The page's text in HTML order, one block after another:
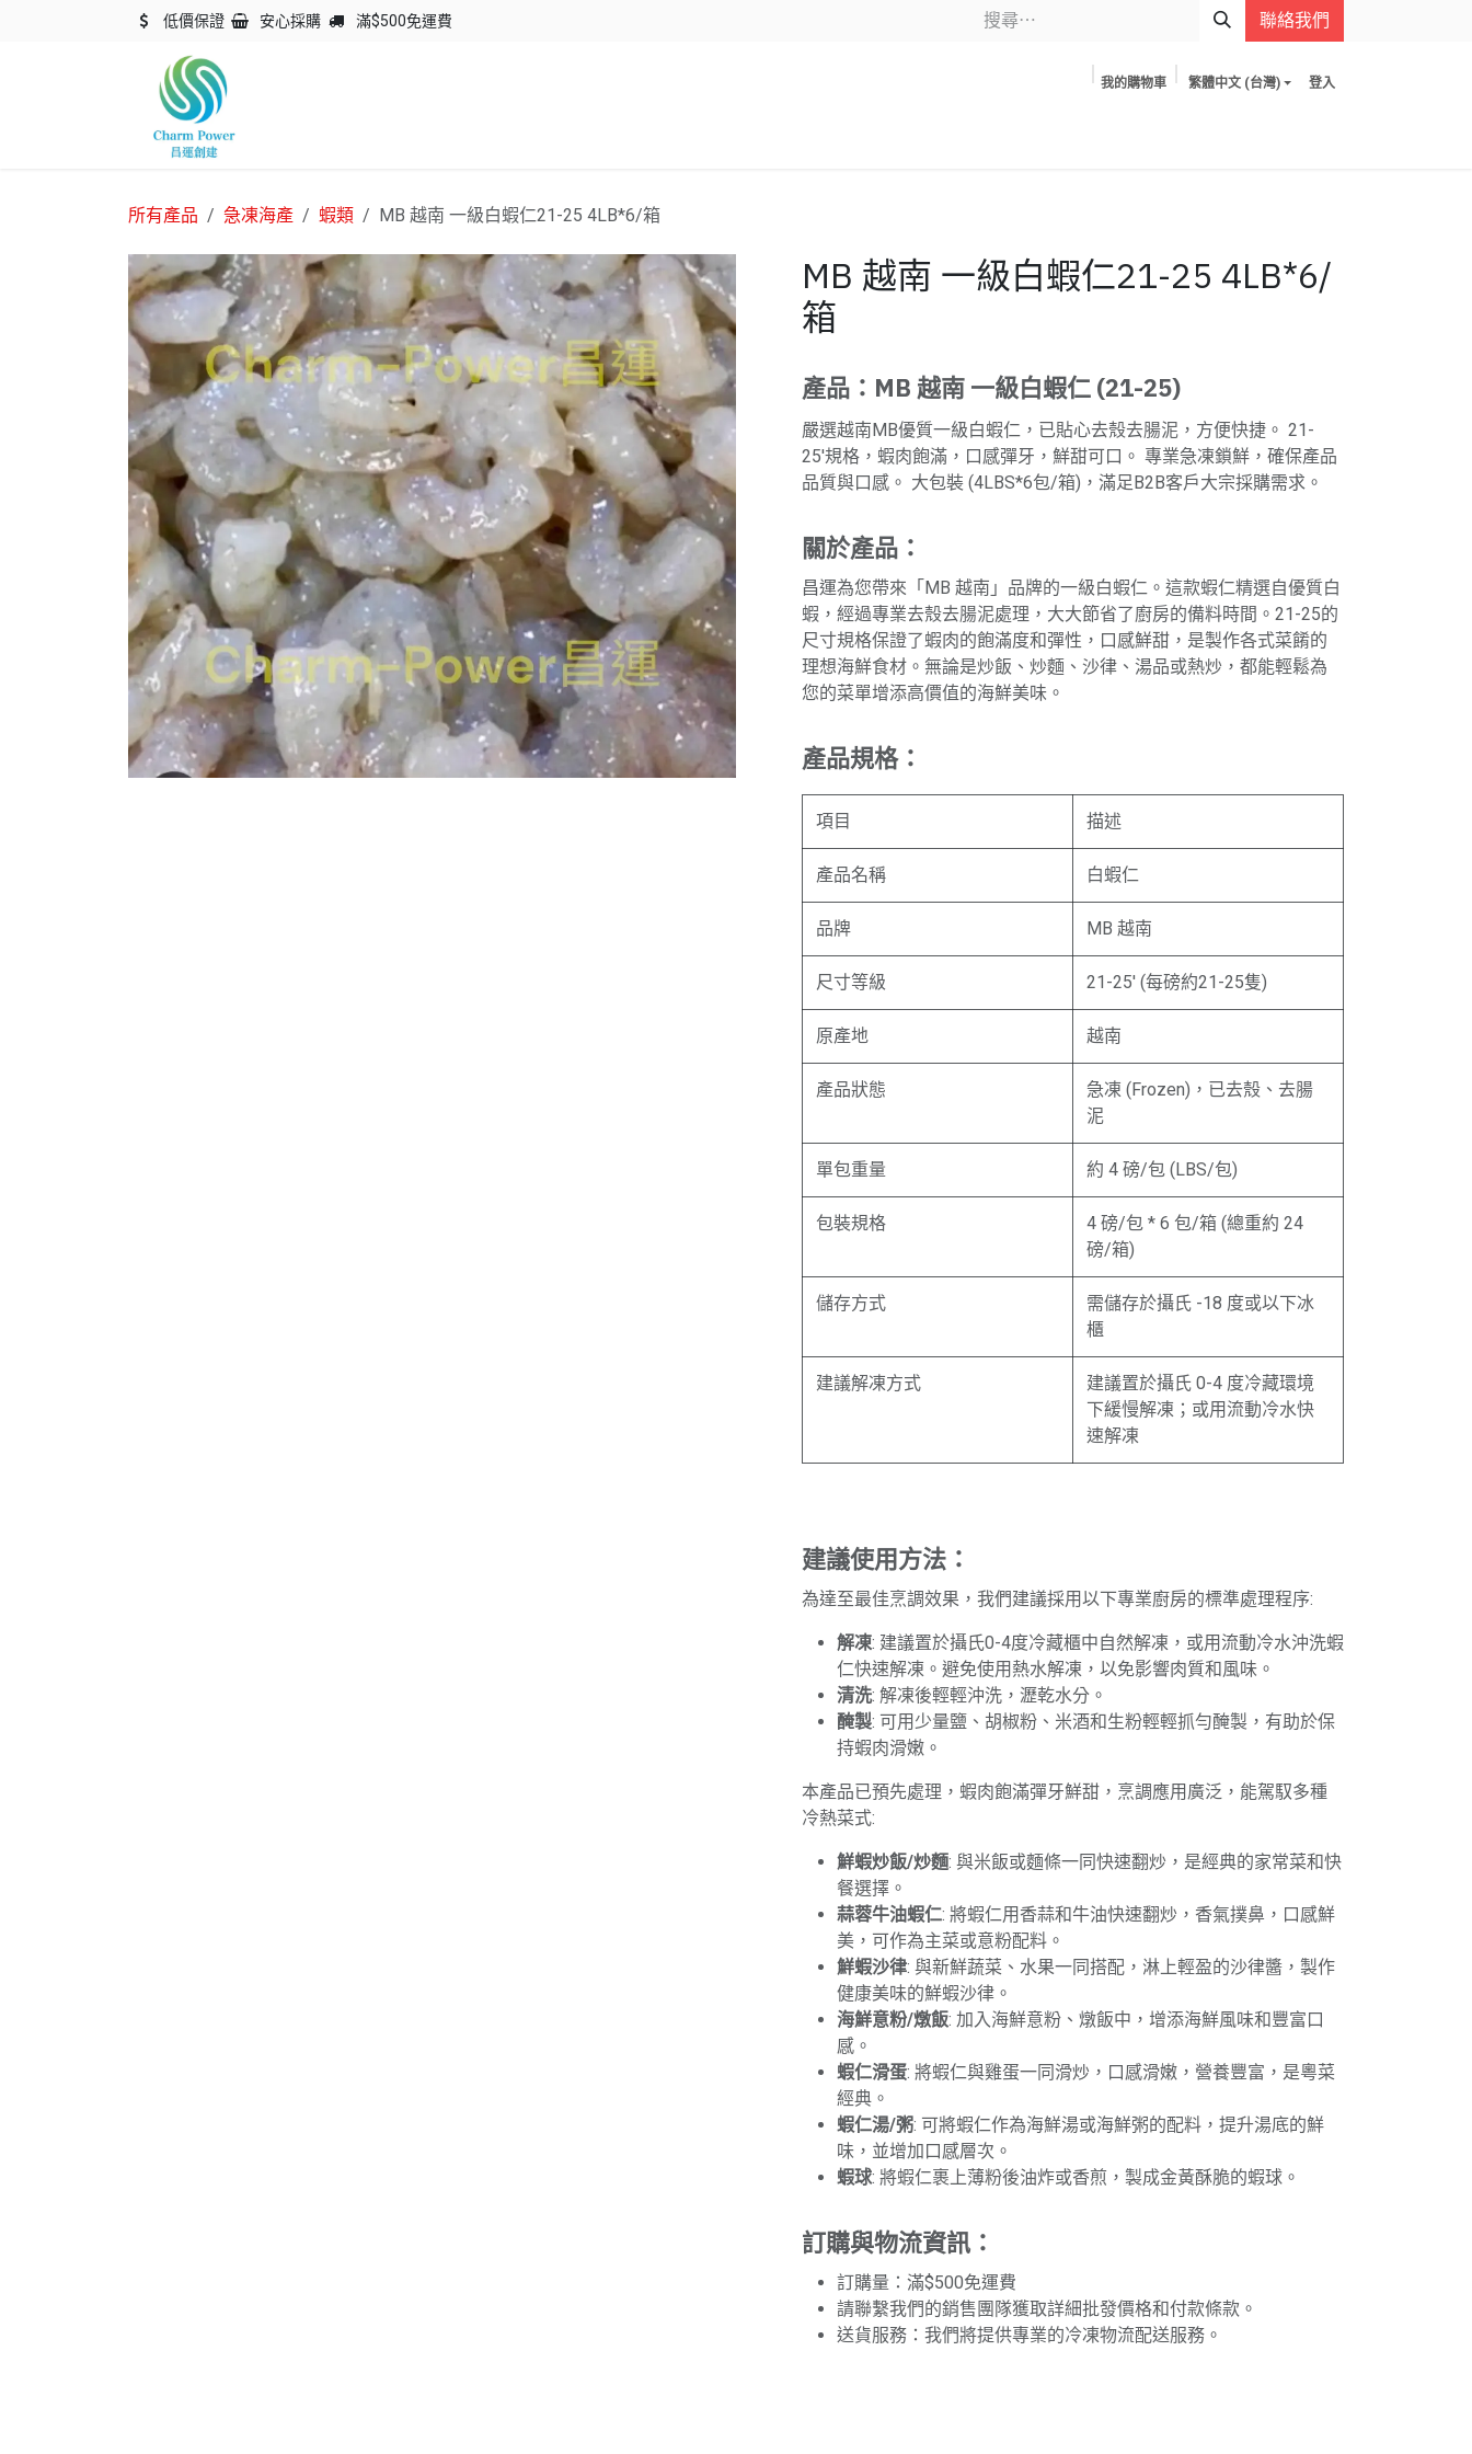
低價保證 安心採購 滿$500免運費 聯絡我們
我的購物車 繁體中文 (台灣) 登入
所有產品 急凍海產 蝦類 MB 越南 一級白蝦仁21-25 4LB*6/箱
MB 越南 一級白蝦仁21-25 4LB*6/
箱
產品：MB 越南 一級白蝦仁 (21-25)
嚴選越南MB優質一級白蝦仁，已貼心去殼去腸泥，方便快捷。 21-
25'規格，蝦肉飽滿，口感彈牙，鮮甜可口。 專業急凍鎖鮮，確保產品
品質與口感。 大包裝 (4LBS*6包/箱)，滿足B2B客戶大宗採購需求。
關於產品：
昌運為您帶來「MB 越南」品牌的一級白蝦仁。這款蝦仁精選自優質白
蝦，經過專業去殼去腸泥處理，大大節省了廚房的備料時間。21-25的
尺寸規格保證了蝦肉的飽滿度和彈性，口感鮮甜，是製作各式菜餚的
理想海鮮食材。無論是炒飯、炒麵、沙律、湯品或熱炒，都能輕鬆為
您的菜單增添高價值的海鮮美味。
產品規格：
項目 描述
產品名稱 白蝦仁
品牌 MB 越南
尺寸等級 21-25' (每磅約21-25隻)
原產地 越南
產品狀態
急凍 (Frozen)，已去殼、去腸
泥
單包重量 約 4 磅/包 (LBS/包)
包裝規格
4 磅/包 * 6 包/箱 (總重約 24
磅/箱)
儲存方式
需儲存於攝氏 -18 度或以下冰
櫃
建議解凍方式
建議置於攝氏 0-4 度冷藏環境
下緩慢解凍；或用流動冷水快
速解凍
建議使用方法：
為達至最佳烹調效果，我們建議採用以下專業廚房的標準處理程序:
解凍: 建議置於攝氏0-4度冷藏櫃中自然解凍，或用流動冷水沖洗蝦
仁快速解凍。避免使用熱水解凍，以免影響肉質和風味。
清洗: 解凍後輕輕沖洗，瀝乾水分。
醃製: 可用少量鹽、胡椒粉、米酒和生粉輕輕抓勻醃製，有助於保
持蝦肉滑嫩。
本產品已預先處理，蝦肉飽滿彈牙鮮甜，烹調應用廣泛，能駕馭多種
冷熱菜式:
鮮蝦炒飯/炒麵: 與米飯或麵條一同快速翻炒，是經典的家常菜和快
餐選擇。
蒜蓉牛油蝦仁: 將蝦仁用香蒜和牛油快速翻炒，香氣撲鼻，口感鮮
美，可作為主菜或意粉配料。
鮮蝦沙律: 與新鮮蔬菜、水果一同搭配，淋上輕盈的沙律醬，製作
健康美味的鮮蝦沙律。
海鮮意粉/燉飯: 加入海鮮意粉、燉飯中，增添海鮮風味和豐富口
感。
蝦仁滑蛋: 將蝦仁與雞蛋一同滑炒，口感滑嫩，營養豐富，是粵菜
經典。
蝦仁湯/粥: 可將蝦仁作為海鮮湯或海鮮粥的配料，提升湯底的鮮
味，並增加口感層次。
蝦球: 將蝦仁裹上薄粉後油炸或香煎，製成金黃酥脆的蝦球。
訂購與物流資訊：
訂購量：滿$500免運費
請聯繫我們的銷售團隊獲取詳細批發價格和付款條款。
送貨服務：我們將提供專業的冷凍物流配送服務。